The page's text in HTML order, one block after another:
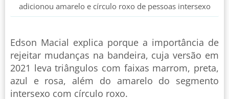
adicionou amarelo e círculo roxo de pessoas intersexo
Edson Macial explica porque a importância de
rejeitar mudanças na bandeira, cuja versão em
2021 leva triângulos com faixas marrom, preta,
azul e rosa, além do amarelo do segmento
intersexo com círculo roxo.